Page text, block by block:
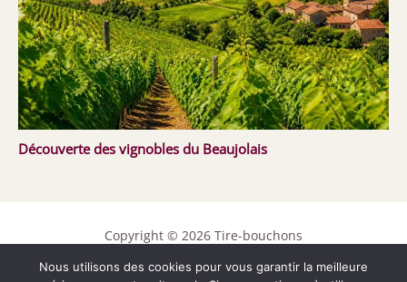
Découverte des vignobles du Beaujolais
Copyright © 2026 Tire-bouchons
Contact
Nous utilisons des cookies pour vous garantir la meilleure